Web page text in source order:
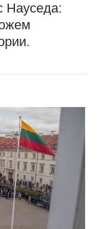
Науседа: